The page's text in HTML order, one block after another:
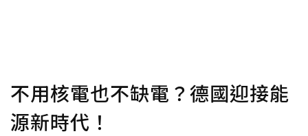
不用核電也不缺電？德國迎接能
源新時代！